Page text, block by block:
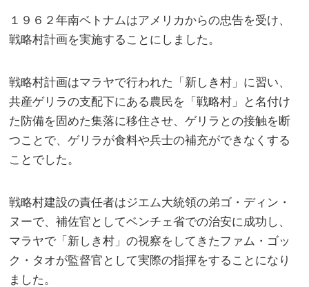
１９６２年南ベトナムはアメリカからの忠告を受け、
戦略村計画を実施することにしました。
戦略村計画はマラヤで行われた「新しき村」に習い、
共産ゲリラの支配下にある農民を「戦略村」と名付け
た防備を固めた集落に移住させ、ゲリラとの接触を断
つことで、ゲリラが食料や兵士の補充ができなくする
ことでした。
戦略村建設の責任者はジエム大統領の弟ゴ・ディン・
ヌーで、補佐官としてベンチェ省での治安に成功し、
マラヤで「新しき村」の視察をしてきたファム・ゴッ
ク・タオが監督官として実際の指揮をすることになり
ました。